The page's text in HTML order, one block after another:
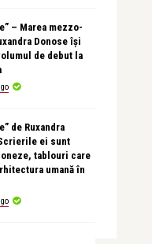
– Marea mezzo-
Donose își
de debut la
de Ruxandra
ei sunt
tablouri care
umană în